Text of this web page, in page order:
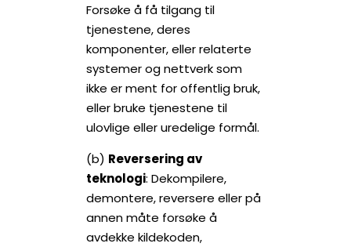
Forsøke å få tilgang til
tjenestene, deres
komponenter, eller relaterte
systemer og nettverk som
ikke er ment for offentlig bruk,
eller bruke tjenestene til
ulovlige eller uredelige formål.
(b) Reversering av
teknologi: Dekompilere,
demontere, reversere eller på
annen måte forsøke å
avdekke kildekoden,